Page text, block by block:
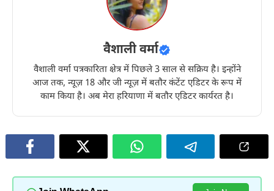
वैशाली वर्मा
वैशाली वर्मा पत्रकारिता क्षेत्र में पिछले 3 साल से सक्रिय है। इन्होंने
आज तक, न्यूज़ 18 और जी न्यूज़ में बतौर कंटेंट एडिटर के रूप में
काम किया है। अब मेरा हरियाणा में बतौर एडिटर कार्यरत है।